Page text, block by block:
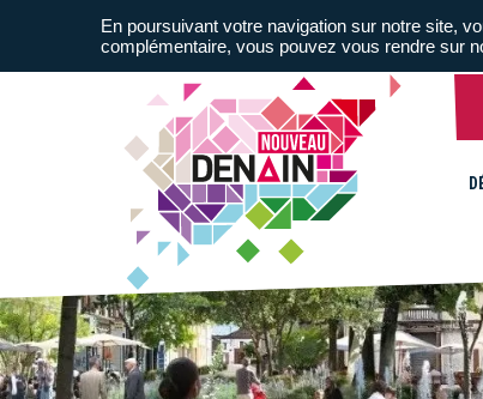
En poursuivant votre navigation sur notre site,
complémentaire, vous pouvez vous rendre sur